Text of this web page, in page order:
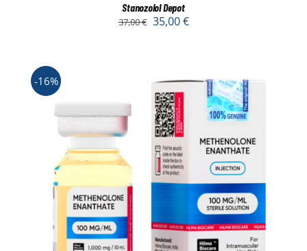
Stanozolol Depot
37,00€ 35,00€
-16%